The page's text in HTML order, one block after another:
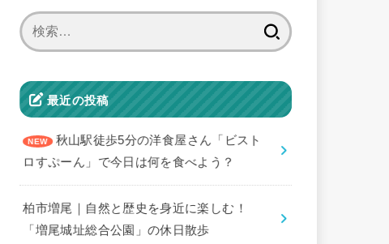
最近の投稿
秋山駅徒歩5分の洋食屋さん「ビスト
ロすぷーん」で今日は何を食べよう？
柏市増尾｜自然と歴史を身近に楽しむ！
「増尾城址総合公園」の休日散歩